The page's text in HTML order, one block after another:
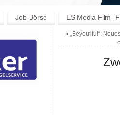
Job-Börse ES Media Film-
« „Beyoutiful“: